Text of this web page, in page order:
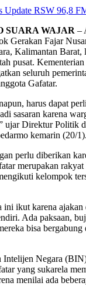
Update RSW 96,8
SUARA WAJAR –
Gerakan Fajar
Kalimantan Barat,
pusat.
seluruh
Gafatar.
harus dapat
sasaran karena
ujar Direktur Politik
kemarin (20/1).
perlu diberikan
merupakan
kelompok
ini ikut karena
Ada paksaan,
bisa bergabung
Negara
yang sukarela
menilai ada